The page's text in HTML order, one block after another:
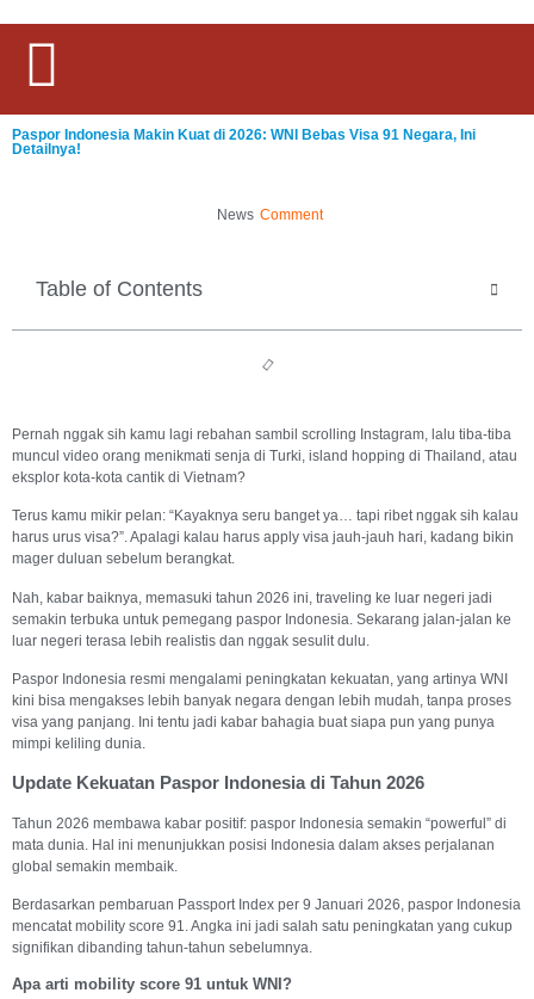
Paspor Indonesia Makin Kuat di 2026: WNI Bebas Visa 91 Negara, Ini
Detailnya!
News Comment
Table of Contents
Pernah nggak sih kamu lagi rebahan sambil scrolling Instagram, lalu tiba-tiba
muncul video orang menikmati senja di Turki, island hopping di Thailand, atau
eksplor kota-kota cantik di Vietnam?
Terus kamu mikir pelan: “Kayaknya seru banget ya… tapi ribet nggak sih kalau
harus urus visa?”. Apalagi kalau harus apply visa jauh-jauh hari, kadang bikin
mager duluan sebelum berangkat.
Nah, kabar baiknya, memasuki tahun 2026 ini, traveling ke luar negeri jadi
semakin terbuka untuk pemegang paspor Indonesia. Sekarang jalan-jalan ke
luar negeri terasa lebih realistis dan nggak sesulit dulu.
Paspor Indonesia resmi mengalami peningkatan kekuatan, yang artinya WNI
kini bisa mengakses lebih banyak negara dengan lebih mudah, tanpa proses
visa yang panjang. Ini tentu jadi kabar bahagia buat siapa pun yang punya
mimpi keliling dunia.
Update Kekuatan Paspor Indonesia di Tahun 2026
Tahun 2026 membawa kabar positif: paspor Indonesia semakin “powerful” di
mata dunia. Hal ini menunjukkan posisi Indonesia dalam akses perjalanan
global semakin membaik.
Berdasarkan pembaruan Passport Index per 9 Januari 2026, paspor Indonesia
mencatat mobility score 91. Angka ini jadi salah satu peningkatan yang cukup
signifikan dibanding tahun-tahun sebelumnya.
Apa arti mobility score 91 untuk WNI?